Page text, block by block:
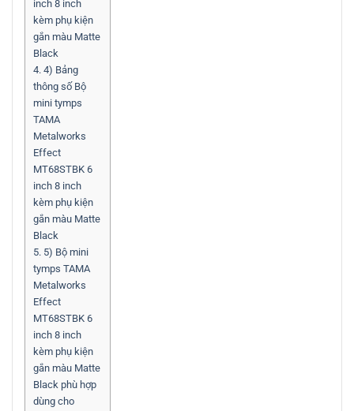
inch 8 inch
kèm phụ kiện
gắn màu Matte
Black
4. 4) Bảng
thông số Bộ
mini tymps
TAMA
Metalworks
Effect
MT68STBK 6
inch 8 inch
kèm phụ kiện
gắn màu Matte
Black
5. 5) Bộ mini
tymps TAMA
Metalworks
Effect
MT68STBK 6
inch 8 inch
kèm phụ kiện
gắn màu Matte
Black phù hợp
dùng cho